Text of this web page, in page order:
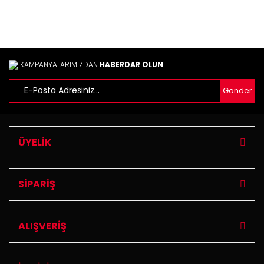
KAMPANYALARIMIZDAN HABERDAR OLUN
Gönder
ÜYELİK
SİPARİŞ
ALIŞVERİŞ